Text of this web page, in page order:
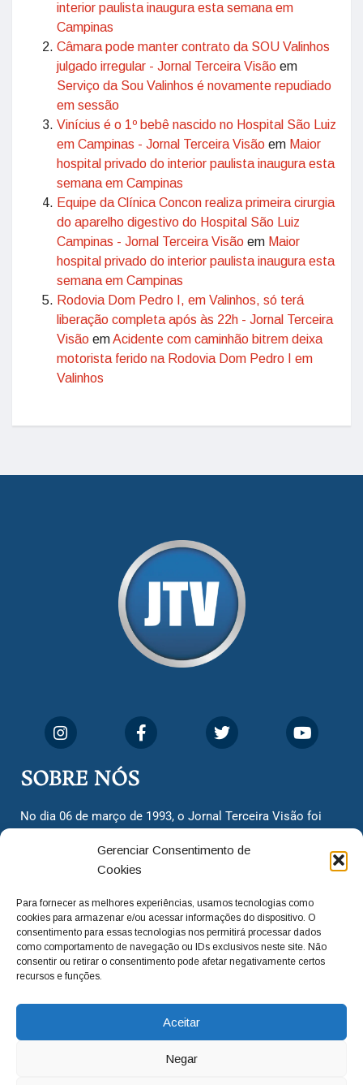
Gerenciar Consentimento de
Cookies
Para fornecer as melhores experiências, usamos tecnologias como
cookies para armazenar e/ou acessar informações do dispositivo. O
consentimento para essas tecnologias nos permitirá processar dados
como comportamento de navegação ou IDs exclusivos neste site. Não
consentir ou retirar o consentimento pode afetar negativamente certos
recursos e funções.
Aceitar
Negar
interior paulista inaugura esta semana em
Campinas
Câmara pode manter contrato da SOU Valinhos
julgado irregular - Jornal Terceira Visão em
Serviço da Sou Valinhos é novamente repudiado
em sessão
Vinícius é o 1º bebê nascido no Hospital São Luiz
em Campinas - Jornal Terceira Visão em Maior
hospital privado do interior paulista inaugura esta
semana em Campinas
Equipe da Clínica Concon realiza primeira cirurgia
do aparelho digestivo do Hospital São Luiz
Campinas - Jornal Terceira Visão em Maior
hospital privado do interior paulista inaugura esta
semana em Campinas
Rodovia Dom Pedro I, em Valinhos, só terá
liberação completa após às 22h - Jornal Terceira
Visão emAcidente com caminhão bitrem deixa
motorista ferido na Rodovia Dom Pedro I em
Valinhos
SOBRE NÓS
No dia 06 de março de 1993, o Jornal Terceira Visão foi
cidadãos valinhenses, já que naquela época só existiam
dois jornais. Há mais de 30 anos, o jornal continua
com o foco de trazer as melhores notícias. Nunca
deixamos de lado as necessidades do cidadão, sempre
questionando os órgãos públicos em busca de melhorias
para a cidade e sempre cobrando resoluções para casos
adm@jtv.com.br
(19) 3929-6225